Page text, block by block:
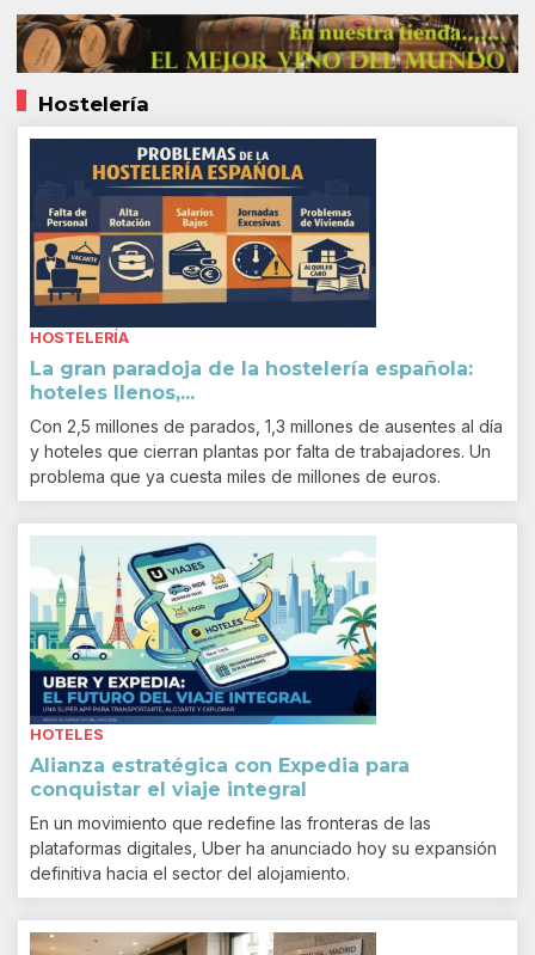
Hostelería
HOSTELERÍA
La gran paradoja de la hostelería española:
hoteles llenos,...
Con 2,5 millones de parados, 1,3 millones de ausentes al día
y hoteles que cierran plantas por falta de trabajadores. Un
problema que ya cuesta miles de millones de euros.
HOTELES
Alianza estratégica con Expedia para
conquistar el viaje integral
En un movimiento que redefine las fronteras de las
plataformas digitales, Uber ha anunciado hoy su expansión
definitiva hacia el sector del alojamiento.